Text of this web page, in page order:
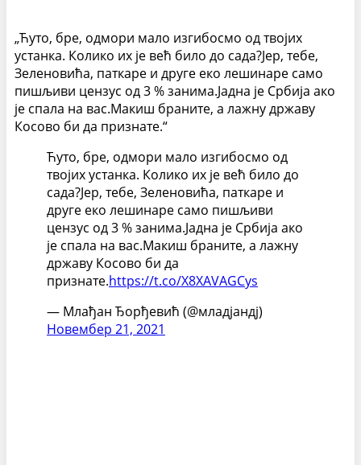
„Ћуто, бре, одмори мало изгибосмо од твојих
устанка. Колико их је већ било до сада?Јер, тебе,
Зеленовића, паткаре и друге еко лешинаре само
пишљиви цензус од 3 % занима.Јадна је Србија ако
је спала на вас.Макиш браните, а лажну државу
Косово би да признате.“
Ћуто, бре, одмори мало изгибосмо од
твојих устанка. Колико их је већ било до
сада?Јер, тебе, Зеленовића, паткаре и
друге еко лешинаре само пишљиви
цензус од 3 % занима.Јадна је Србија ако
је спала на вас.Макиш браните, а лажну
државу Косово би да
признате.https://t.co/X8XAVAGCys
— Млађан Ђорђевић (@младјандј)
Новембер 21, 2021